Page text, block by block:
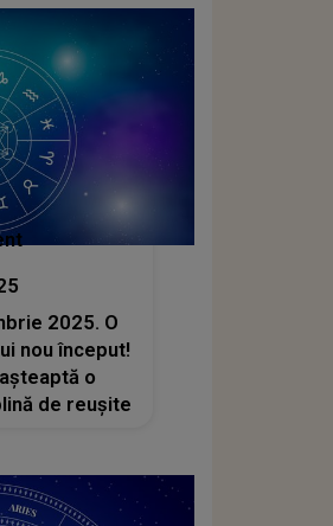
2025. O
nou început!
o
de reușite